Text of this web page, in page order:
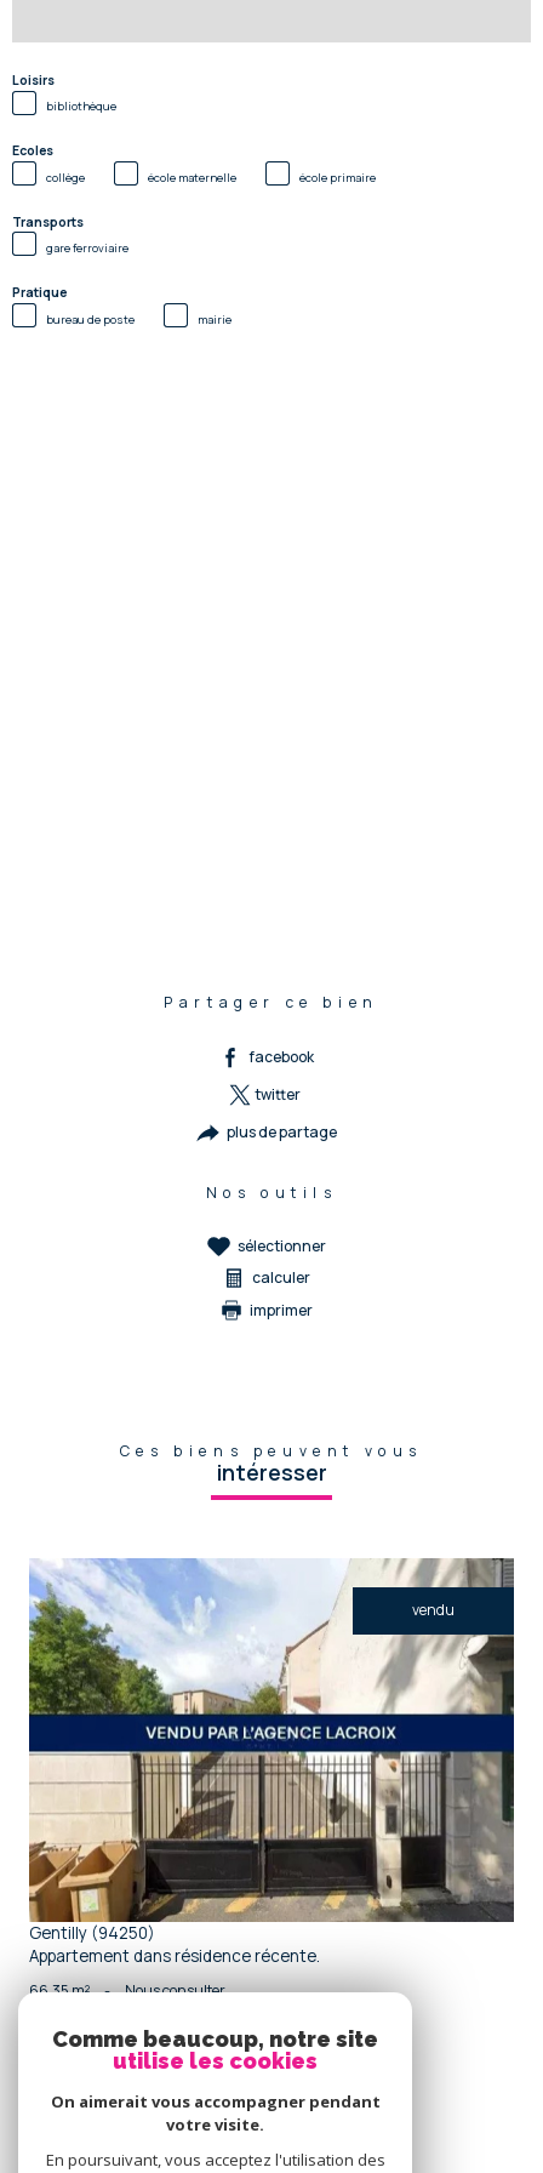
Loisirs
bibliothèque
Ecoles
collège école maternelle école primaire
Transports
gare ferroviaire
Pratique
bureau de poste mairie
Partager ce bien
facebook
twitter
plus de partage
Nos outils
sélectionner
calculer
imprimer
Ces biens peuvent vous
intéresser
vendu
voir le bien
Gentilly (94250)
Appartement dans résidence récente.
66,35 m² - Nous consulter
connecter
espace propriétaire
Comme beaucoup, notre site
utilise les cookies
On aimerait vous accompagner pendant
votre visite.
En poursuivant, vous acceptez l'utilisation des